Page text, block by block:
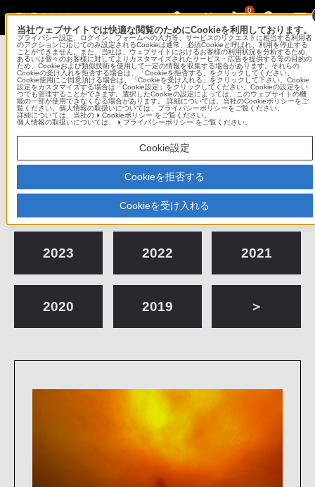
0
Sony Imaging Gallery
ソニーイメージングギャラリー 銀座
コンテンツメニュー
これまでの作品展
2025
2023 2022 2021
2020 2019 ＞
当社ウェブサイトでは快適な閲覧のためにCookieを利用しております。
プライバシー設定、ログイン、フォームへの入力等、サービスのリクエストに相当する利用者
のアクションに応じてのみ設定されるCookieは通常、必須Cookieと呼ばれ、利用を停止する
ことができません。また、当社は、ウェブサイトにおけるお客様の利用状況を分析するため、
あるいは個々のお客様に対してよりカスタマイズされたサービス・広告を提供する等の目的の
ため、Cookieおよび類似技術を使用して一定の情報を収集する場合があります。それらの
Cookieの受け入れを拒否する場合は、「Cookieを拒否する」をクリックしてください。
Cookie使用にご同意頂ける場合は、「Cookieを受け入れる」をクリックして下さい。Cookie
設定をカスタマイズする場合は「Cookie設定」をクリックしてください。Cookieの設定をい
つでも管理することができます。選択したCookieの設定によっては、このウェブサイトの機
能の一部が使用できなくなる場合があります。 詳細については、当社のCookieポリシーをご
覧ください。個人情報の取扱いについては、プライバシーポリシーをご覧ください。
詳細については、当社の
Cookieポリシー をご覧ください。
個人情報の取扱いについては、
プライバシーポリシー をご覧ください。
Cookie設定
Cookieを拒否する
Cookieを受け入れる